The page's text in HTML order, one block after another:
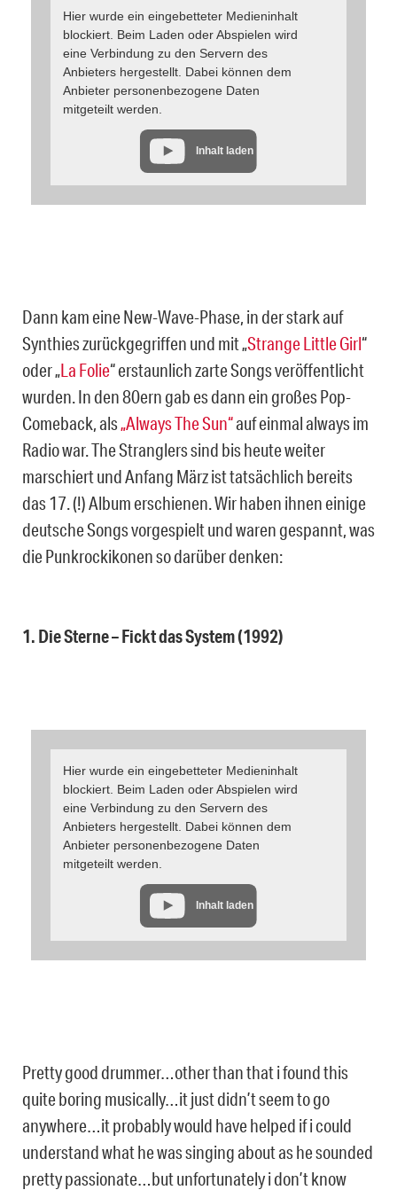
Hier wurde ein eingebetteter Medieninhalt
blockiert. Beim Laden oder Abspielen wird
eine Verbindung zu den Servern des
Anbieters hergestellt. Dabei können dem
Anbieter personenbezogene Daten
mitgeteilt werden.
Inhalt laden
Dann kam eine New-Wave-Phase, in der stark auf
Synthies zurückgegriffen und mit „Strange Little Girl“
oder „La Folie“ erstaunlich zarte Songs veröffentlicht
wurden. In den 80ern gab es dann ein großes Pop-
Comeback, als„Always The Sun“auf einmal always im
Radio war. The Stranglers sind bis heute weiter
marschiert und Anfang März ist tatsächlich bereits
das 17. (!) Album erschienen. Wir haben ihnen einige
deutsche Songs vorgespielt und waren gespannt, was
die Punkrockikonen so darüber denken:
1. Die Sterne – Fickt das System (1992)
Hier wurde ein eingebetteter Medieninhalt
blockiert. Beim Laden oder Abspielen wird
eine Verbindung zu den Servern des
Anbieters hergestellt. Dabei können dem
Anbieter personenbezogene Daten
mitgeteilt werden.
Inhalt laden
Pretty good drummer…other than that i found this
quite boring musically…it just didn’t seem to go
anywhere…it probably would have helped if i could
understand what he was singing about as he sounded
pretty passionate…but unfortunately i don’t know